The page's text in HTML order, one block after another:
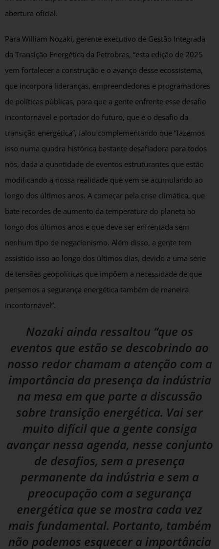
abertura oficial.
Para William Nozaki, gerente executivo de Gestão Integrada
da Transição Energética da Petrobras, “esta edição de 2025
vem fortalecer a construção e o avanço desse ecossistema,
que incorpora lideranças, empreendedores e programadores
de políticas públicas, para que a gente enfrente esse desafio
incontornável e portador do futuro, que é o desafio da
transição energética”, falou complementando que “fazemos
isso numa quadra histórica bastante desafiadora para todos
nós, dada a quantidade de eventos estruturantes que estão
modificando a nossa realidade que vem se acumulando ao
longo dos últimos anos. A começar pela crise climática, que
bate recordes de aumento da temperatura do planeta ao
longo dos últimos anos e que deve ser enfrentada sem
nenhum tipo de negacionismo. Além disso, a gente tem
assistido isso ao longo dos últimos dias, devido a uma série
de tensões geopolíticas que impõem a necessidade de que
pensemos a segurança energética também de maneira
incontornável”.
Nozaki ainda ressaltou “que os
eventos que estão se descobrindo ao
nosso redor chamam a atenção com a
importância da presença da indústria
na mesa em que parte a discussão
sobre transição energética. Vai ser
muito difícil que a gente consiga
avançar nessa agenda, nesse conjunto
de desafios, sem a presença
permanente da indústria e sem a
preocupação com a segurança
energética que se mostra cada vez
mais fundamental. Portanto, também
não podemos esquecer a importância